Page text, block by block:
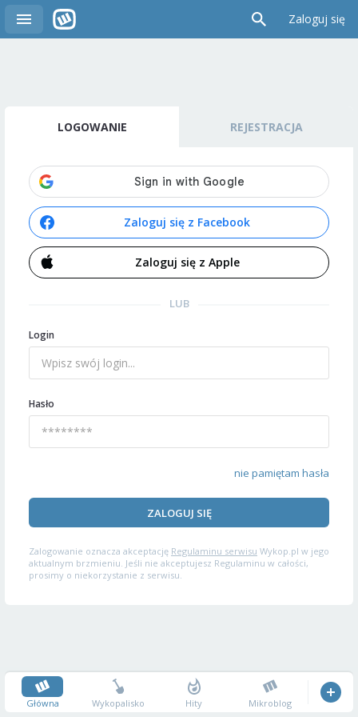
Zaloguj się
LOGOWANIE REJESTRACJA
Zaloguj się z Facebook
Zaloguj się z Apple
LUB
Login
Hasło
nie pamiętam hasła
ZALOGUJ SIĘ
Zalogowanie oznacza akceptację Regulaminu serwisu Wykop.pl w jego
aktualnym brzmieniu. Jeśli nie akceptujesz Regulaminu w całości,
prosimy o niekorzystanie z serwisu.
Główna Wykopalisko Hity Mikroblog